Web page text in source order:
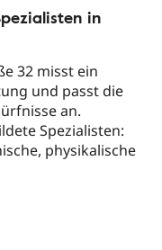
in
32 misst ein
und passt die
an.
Spezialisten:
physikalische